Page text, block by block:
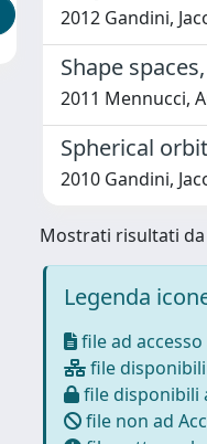
2012 Gandini,
Shape
2011 Mennucci,
Spherical
2010 Gandini,
Mostrati risultati da
Legenda
file ad
file
file disponibili
file non ad